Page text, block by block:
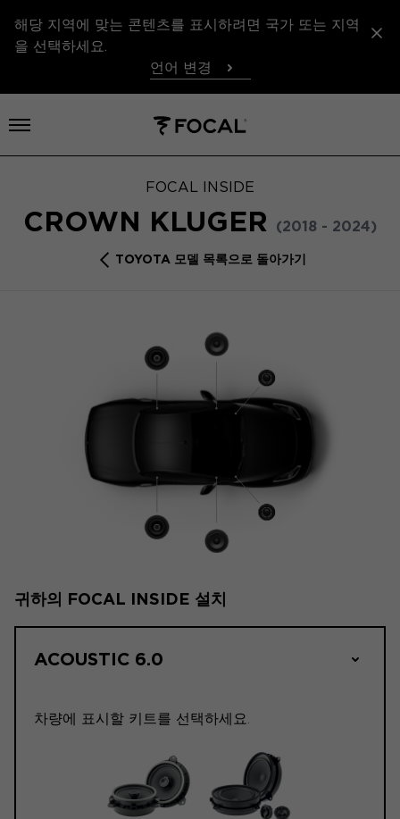
해당 지역에 맞는 콘텐츠를 표시하려면 국가 또는 지역
을 선택하세요.
언어 변경
메뉴 열기
FOCAL INSIDE
CROWN KLUGER (2018 - 2024)
TOYOTA 모델 목록으로 돌아가기
귀하의 FOCAL INSIDE 설치
ACOUSTIC 6.0
차량에 표시할 키트를 선택하세요.